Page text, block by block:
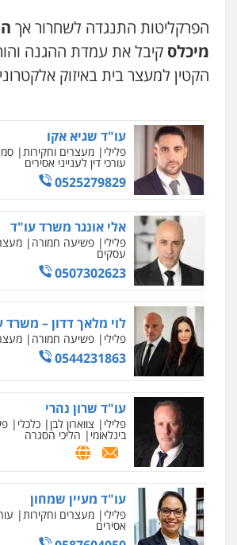
הפרקליטות התנגדה לשחרור אך
מיכלס קיבל את עמדת ההגנה
הקטין למעצר בית באיזוק
עו"ד תומר בנישתי
פלילי מעצרים וחקירות
חמורה
עו"ד שגיא אקו
פלילי מעצרים וחקירות
עורכי דין לענייני אסירים
0525279829
אלי אונגר משרד עו"ד
פלילי פשיעה חמורה
עסקים
0507302623
לוי מלאך דדון – משרד
פלילי פשיעה חמורה
0544231863
עו"ד שרון נהרי
פלילי צווארון לבן כלכלי
בינלאומי הליכי הסגרה
עו"ד מעיין שמחון
פלילי מעצרים וחקירות
אסירים